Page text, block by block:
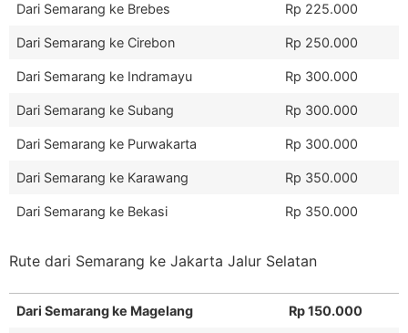
Dari Semarang ke Brebes Rp 225.000
Dari Semarang ke Cirebon Rp 250.000
Dari Semarang ke Indramayu Rp 300.000
Dari Semarang ke Subang Rp 300.000
Dari Semarang ke Purwakarta Rp 300.000
Dari Semarang ke Karawang Rp 350.000
Dari Semarang ke Bekasi Rp 350.000
Rute dari Semarang ke Jakarta Jalur Selatan
Dari Semarang ke Magelang Rp 150.000